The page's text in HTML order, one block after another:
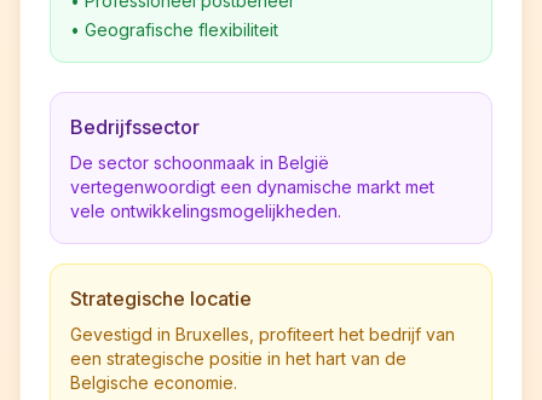
• Geografische flexibiliteit
Bedrijfssector
De sector schoonmaak in België
vertegenwoordigt een dynamische markt met
vele ontwikkelingsmogelijkheden.
Strategische locatie
Gevestigd in Bruxelles, profiteert het bedrijf van
een strategische positie in het hart van de
Belgische economie.